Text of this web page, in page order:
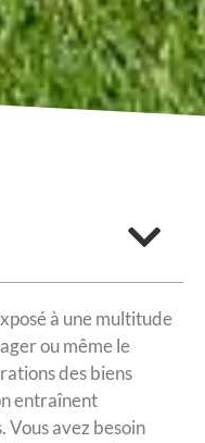
à une multitude
ou même le
des biens
entraînent
Vous avez besoin